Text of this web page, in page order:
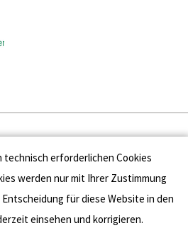
Presse
Kontakt
technisch erforderlichen Cookies
werden nur mit Ihrer Zustimmung
für diese Website in den
einsehen und korrigieren.